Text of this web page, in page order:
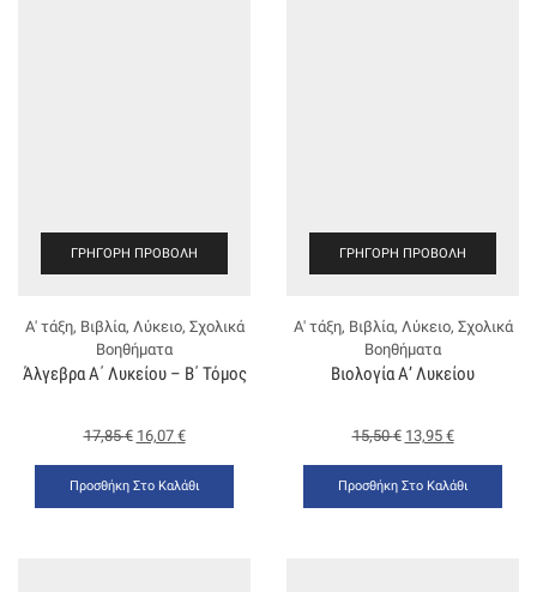
ΓΡΉΓΟΡΗ ΠΡΟΒΟΛΉ
Α' τάξη, Βιβλία, Λύκειο, Σχολικά
Βοηθήματα
Άλγεβρα Α΄ Λυκείου – Β΄ Τόμος
17,85€ 16,07 €
Προσθήκη Στο Καλάθι
ΓΡΉΓΟΡΗ ΠΡΟΒΟΛΉ
Α' τάξη, Βιβλία, Λύκειο, Σχολικά
Βοηθήματα
Βιολογία Α’ Λυκείου
15,50€ 13,95 €
Προσθήκη Στο Καλάθι